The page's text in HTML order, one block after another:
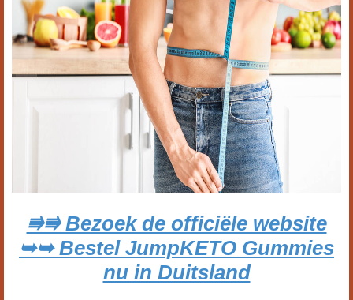
⭆⭆ Bezoek de officiële website
➥➥ Bestel JumpKETO Gummies
nu in Duitsland